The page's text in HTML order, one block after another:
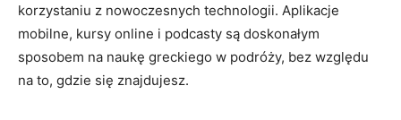
korzystaniu z nowoczesnych technologii. Aplikacje
mobilne, kursy online i ‌podcasty są doskonałym
sposobem na naukę greckiego w podróży, bez względu
na⁤ to, gdzie się⁤ znajdujesz.